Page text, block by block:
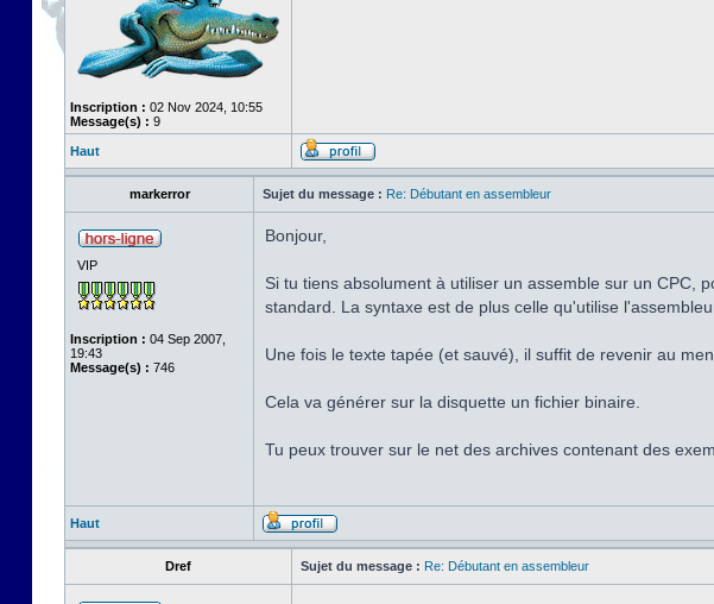
Inscription : 02 Nov 2024, 10:55
Message(s) : 9
Haut
markerror Sujet du message : Re: Débutant en assembleur
VIP
Inscription : 04 Sep 2007,
19:43
Message(s) : 746
Bonjour,
Si tu tiens absolument à utiliser un assemble sur un CPC,
standard. La syntaxe est de plus celle qu'utilise
Une fois le texte tapée (et sauvé), il suffit de revenir au
Cela va générer sur la disquette un fichier binaire.
Tu peux trouver sur le net des archives contenant des
Haut
Dref Sujet du message : Re: Débutant en assembleur